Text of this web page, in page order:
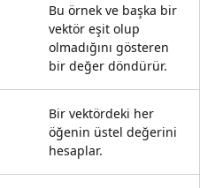
Bu örnek ve başka bir
vektör eşit olup
olmadığını gösteren
bir değer döndürür.
Bir vektördeki her
öğenin üstel değerini
hesaplar.